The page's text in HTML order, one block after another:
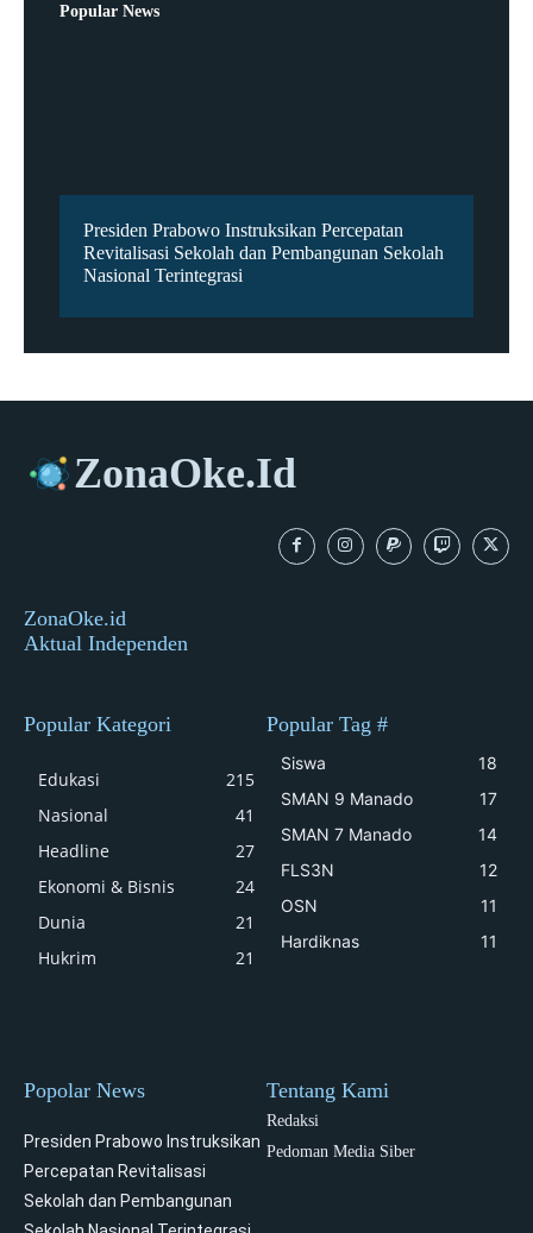
Popular News
Presiden Prabowo Instruksikan Percepatan
Revitalisasi Sekolah dan Pembangunan Sekolah
Nasional Terintegrasi
ZonaOke.Id
ZonaOke.id
Aktual Independen
Popular Kategori
Edukasi
215
Nasional
41
Headline
27
Ekonomi & Bisnis
24
Dunia
21
Hukrim
21
Popular Tag #
Siswa
18
SMAN 9 Manado
17
SMAN 7 Manado
14
FLS3N
12
OSN
11
Hardiknas
11
Popolar News
Presiden Prabowo Instruksikan
Percepatan Revitalisasi
Sekolah dan Pembangunan
Tentang Kami
Redaksi
Pedoman Media Siber